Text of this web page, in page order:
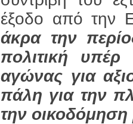
έξοδο από
άκρα την
πολιτική
αγώνας για
πάλη για την
την οικοδόμηση